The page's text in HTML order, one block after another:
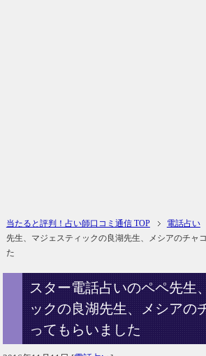
当たると評判！占い師口コミ通信 TOP 電話占い
先生、マジェスティックの良湖先生、メシアのチャ
た
スター電話占いのペペ先生
ックの良湖先生、メシアの
ってもらいました